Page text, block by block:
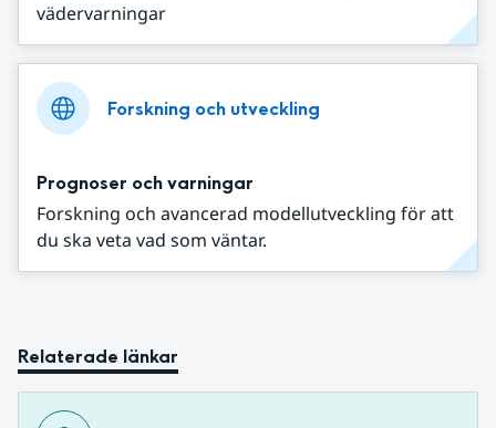
vädervarningar
Forskning och utveckling
Prognoser och varningar
Forskning och avancerad modellutveckling för att
du ska veta vad som väntar.
Relaterade länkar